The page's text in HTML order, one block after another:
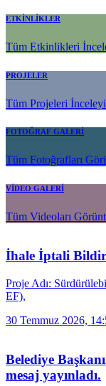
ETKİNLİKLER
Tüm Etkinlikleri
PROJELER
Tüm Projeleri
FOTOĞRAF GALERİ
Tüm Fotoğrafları
VİDEO GALERİ
Tüm Videoları
İhale İptali
Proje Adı:
EF),
30 Temmuz 2026,
Belediye
mesaj yayınladı.